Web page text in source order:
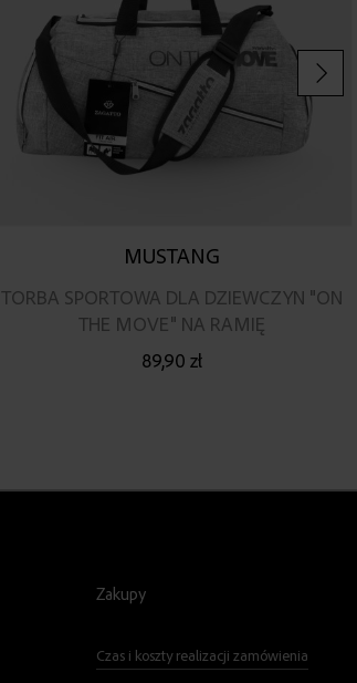
MUSTANG
TORBA SPORTOWA DLA DZIEWCZYN "ON
THE MOVE" NA RAMIĘ
89,90 zł
Zakupy
Czas i koszty realizacji zamówienia